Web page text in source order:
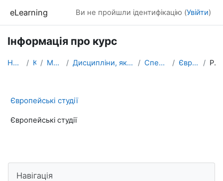
eLearning Ви не пройшли ідентифікацію (Увійти)
Інформація про курс
На головну Курси МАГІСТРАТУРА Дисципліни, які формують фахові компетентності Спеціальність ПРАВО Європейські студії Резюме
Європейські студії
Європейські студії
Блоки
Навігація